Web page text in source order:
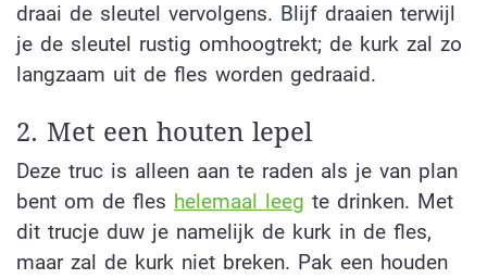
draai de sleutel vervolgens. Blijf draaien terwijl
je de sleutel rustig omhoogtrekt; de kurk zal zo
langzaam uit de fles worden gedraaid.
2. Met een houten lepel
Deze truc is alleen aan te raden als je van plan
bent om de fles helemaal leeg te drinken. Met
dit trucje duw je namelijk de kurk in de fles,
maar zal de kurk niet breken. Pak een houden